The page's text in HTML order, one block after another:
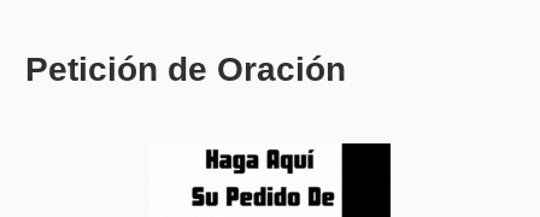
Petición de Oración